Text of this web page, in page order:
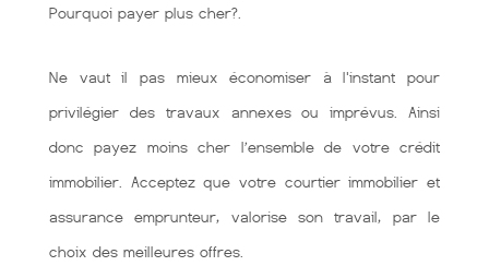
Pourquoi payer plus cher?.
Ne vaut il pas mieux économiser à l'instant pour
privilégier des travaux annexes ou imprévus. Ainsi
donc payez moins cher l’ensemble de votre crédit
immobilier. Acceptez que votre courtier immobilier et
assurance emprunteur, valorise son travail, par le
choix des meilleures offres.